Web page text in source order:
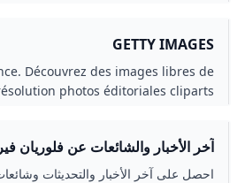
le codemodifier | modifier le
le codemodifier | modifier le
le codemodifier | modifier le
le codemodifier | modifier le
GETTY IMAGES
Découvrez des images libres de
photos éditoriales cliparts
complète.
آخر الأخبار والشائعات عن فلوريان فيرتس
احصل على آخر الأخبار والتحديثات